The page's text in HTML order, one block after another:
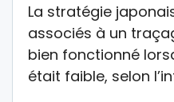
La stratégie
associés à un
bien fonctionné
était faible, selon